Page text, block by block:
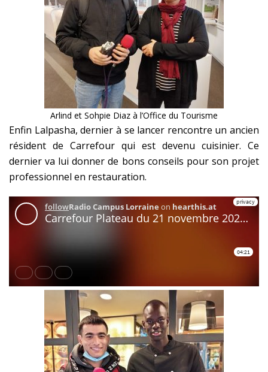
Arlind et Sohpie Diaz à l’Office du Tourisme
Enfin Lalpasha, dernier à se lancer rencontre un ancien
résident de Carrefour qui est devenu cuisinier. Ce
dernier va lui donner de bons conseils pour son projet
professionnel en restauration.